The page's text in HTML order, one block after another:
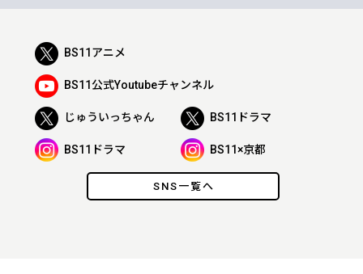
SNS一覧へ
BS11アニメ
BS11公式Youtubeチャンネル
じゅういっちゃん BS11ドラマ
BS11ドラマ BS11×京都